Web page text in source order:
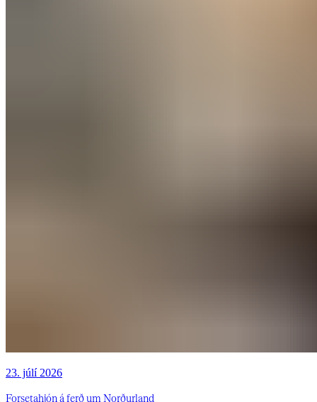
23. júlí 2026
Forsetahjón á ferð um Norðurland